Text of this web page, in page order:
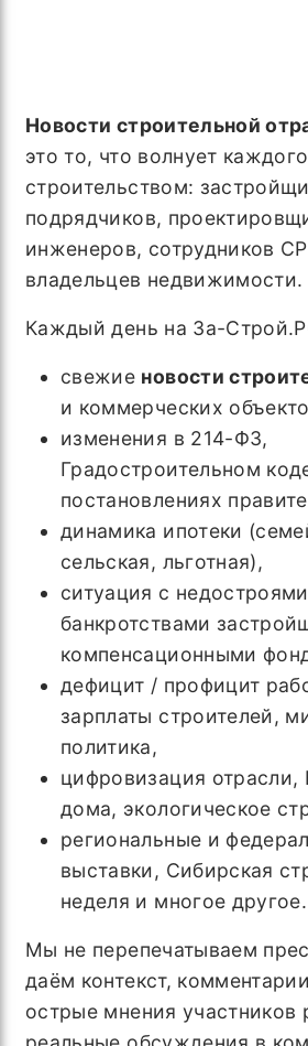
Новости строительной
это то, что волнует
строительством:
подрядчиков,
инженеров, сотрудников
владельцев недвижимости.
Каждый день на За-
свежие новости
и коммерческих
изменения в 214-ФЗ,
Градостроительном
постановлениях
динамика ипотеки
сельская, льготная),
ситуация с
банкротствами
компенсационными
дефицит / профицит
зарплаты строителей,
политика,
цифровизация отрасли,
дома, экологическое
региональные и
выставки, Сибирская
неделя и многое другое.
Мы не перепечатываем
даём контекст,
острые мнения участников